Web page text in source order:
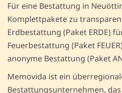
Für eine Bestattung in
Komplettpakete zu
Erdbestattung (Paket ERDE)
Feuerbestattung (Paket
anonyme Bestattung (Paket
Memovida ist ein
Bestattungsunternehmen,